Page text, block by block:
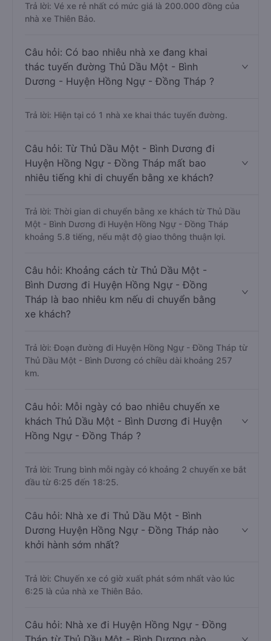
Trả lời: Vé xe rẻ nhất có mức giá là 200.000 đồng của
nhà xe Thiên Bảo.
Câu hỏi: Có bao nhiêu nhà xe đang khai
thác tuyến đường Thủ Dầu Một - Bình
Dương - Huyện Hồng Ngự - Đồng Tháp ?
Trả lời: Hiện tại có 1 nhà xe khai thác tuyến đường.
Câu hỏi: Từ Thủ Dầu Một - Bình Dương đi
Huyện Hồng Ngự - Đồng Tháp mất bao
nhiêu tiếng khi di chuyển bằng xe khách?
Trả lời: Thời gian di chuyển bằng xe khách từ Thủ Dầu
Một - Bình Dương đi Huyện Hồng Ngự - Đồng Tháp
khoảng 5.8 tiếng, nếu mật độ giao thông thuận lợi.
Câu hỏi: Khoảng cách từ Thủ Dầu Một -
Bình Dương đi Huyện Hồng Ngự - Đồng
Tháp là bao nhiêu km nếu di chuyển bằng
xe khách?
Trả lời: Đoạn đường đi Huyện Hồng Ngự - Đồng Tháp từ
Thủ Dầu Một - Bình Dương có chiều dài khoảng 257
km.
Câu hỏi: Mỗi ngày có bao nhiêu chuyến xe
khách Thủ Dầu Một - Bình Dương đi Huyện
Hồng Ngự - Đồng Tháp ?
Trả lời: Trung bình mỗi ngày có khoảng 2 chuyến xe bắt
đầu từ 6:25 đến 18:25.
Câu hỏi: Nhà xe đi Thủ Dầu Một - Bình
Dương Huyện Hồng Ngự - Đồng Tháp nào
khởi hành sớm nhất?
Trả lời: Chuyến xe có giờ xuất phát sớm nhất vào lúc
6:25 là của nhà xe Thiên Bảo.
Câu hỏi: Nhà xe đi Huyện Hồng Ngự - Đồng